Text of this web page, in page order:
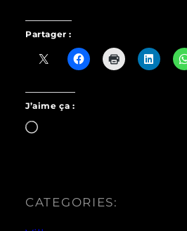
Partager :
J’aime ça :
Chargement…
CATEGORIES: